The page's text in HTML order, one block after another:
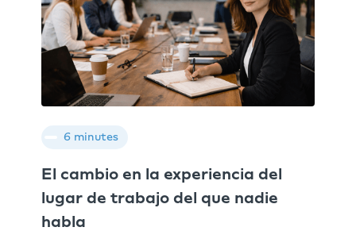
6 minutes
El cambio en la experiencia del
lugar de trabajo del que nadie
habla